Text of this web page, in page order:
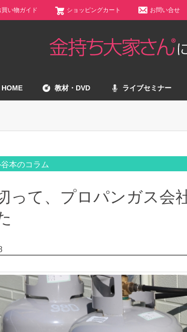
買い物ガイド ショッピングカート お問い合せ
HOME 教材・DVD ライブセミナー
本のコラム
って、プロパンガス会